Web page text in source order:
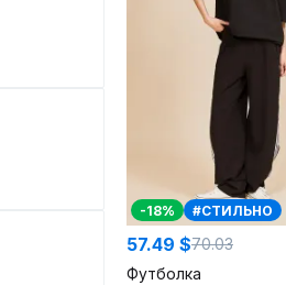
-18% #СТИЛЬНО
57.49 $70.03
Футболка